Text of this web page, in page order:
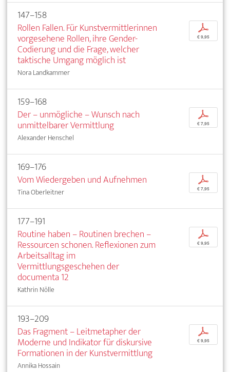
147–158
Rollen Fallen. Für Kunstvermittlerinnen
vorgesehene Rollen, ihre Gender-
Codierung und die Frage, welcher
taktische Umgang möglich ist
Nora Landkammer
p
€ 9,95
159–168
Der – unmögliche – Wunsch nach
unmittelbarer Vermittlung
Alexander Henschel
p
€ 7,95
169–176
Vom Wiedergeben und Aufnehmen
Tina Oberleitner
p
€ 7,95
177–191
Routine haben – Routinen brechen –
Ressourcen schonen. Reflexionen zum
Arbeitsalltag im
Vermittlungsgeschehen der
documenta 12
Kathrin Nölle
p
€ 9,95
193–209
Das Fragment – Leitmetapher der
Moderne und Indikator für diskursive
Formationen in der Kunstvermittlung
Annika Hossain
p
€ 9,95